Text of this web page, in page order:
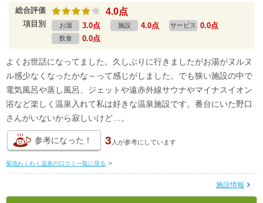
総合評価 4.0点
項目別 お湯 3.0点 施設 4.0点 サービス 0.0点
飲食 0.0点
よくお世話になってました。久しぶりに行きましたがお湯がヌルヌ
ル感少なくなったかな～って感じがしました。でも狭い施設の中で
電気風呂や蒸し風呂、ジェットや遠赤外線サウナやマイナスイオン
浴など楽しく温泉入れて私は好きな温泉施設です。番台にいた野口
さんがいないから寂しいけど…。
参考になった！ 3 人が参考にしています
菊池わくわく温泉の口コミ一覧に戻る >
施設情報